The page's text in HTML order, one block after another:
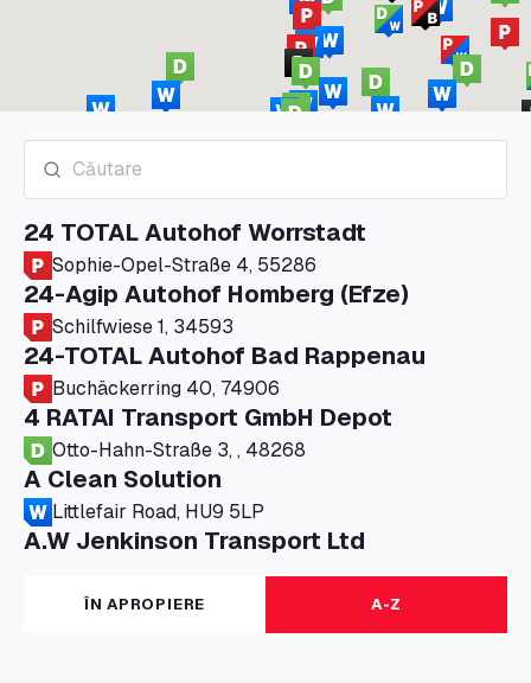
24 TOTAL Autohof Worrstadt
Sophie-Opel-Straße 4, 55286
24-Agip Autohof Homberg (Efze)
Schilfwiese 1, 34593
24-TOTAL Autohof Bad Rappenau
Buchäckerring 40, 74906
4 RATAI Transport GmbH Depot
Otto-Hahn-Straße 3, , 48268
A Clean Solution
Littlefair Road, HU9 5LP
A.W Jenkinson Transport Ltd
Progress House, ME11 5GA
A+G Nettetal - Depot Parking
Am Panneschopp 7, 41334
ÎN APROPIERE A-Z